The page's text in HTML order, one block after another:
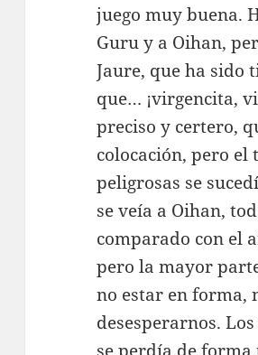
juego muy buena.
Guru y a Oihan,
Jaure, que ha sido
que… ¡virgencita,
preciso y certero,
colocación, pero el
peligrosas se
se veía a Oihan,
comparado con el
pero la mayor
no estar en forma,
desesperarnos.